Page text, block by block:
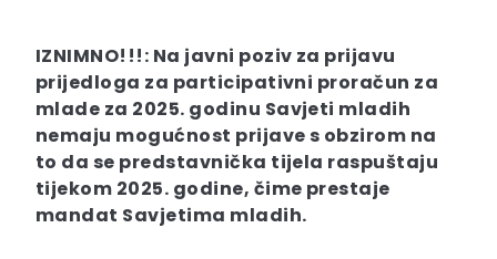
IZNIMNO!!!: Na javni poziv za prijavu
prijedloga za participativni proračun za
mlade za 2025. godinu Savjeti mladih
nemaju mogućnost prijave s obzirom na
to da se predstavnička tijela raspuštaju
tijekom 2025. godine, čime prestaje
mandat Savjetima mladih.